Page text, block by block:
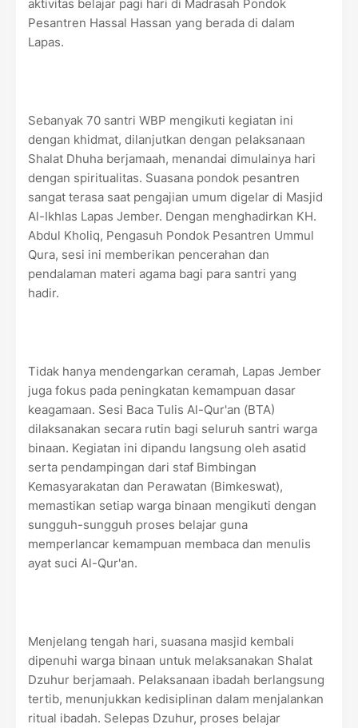
aktivitas belajar pagi hari di Madrasah Pondok
Pesantren Hassal Hassan yang berada di dalam
Lapas.
Sebanyak 70 santri WBP mengikuti kegiatan ini
dengan khidmat, dilanjutkan dengan pelaksanaan
Shalat Dhuha berjamaah, menandai dimulainya hari
dengan spiritualitas. Suasana pondok pesantren
sangat terasa saat pengajian umum digelar di Masjid
Al-Ikhlas Lapas Jember. Dengan menghadirkan KH.
Abdul Kholiq, Pengasuh Pondok Pesantren Ummul
Qura, sesi ini memberikan pencerahan dan
pendalaman materi agama bagi para santri yang
hadir.
Tidak hanya mendengarkan ceramah, Lapas Jember
juga fokus pada peningkatan kemampuan dasar
keagamaan. Sesi Baca Tulis Al-Qur'an (BTA)
dilaksanakan secara rutin bagi seluruh santri warga
binaan. Kegiatan ini dipandu langsung oleh asatid
serta pendampingan dari staf Bimbingan
Kemasyarakatan dan Perawatan (Bimkeswat),
memastikan setiap warga binaan mengikuti dengan
sungguh-sungguh proses belajar guna
memperlancar kemampuan membaca dan menulis
ayat suci Al-Qur'an.
Menjelang tengah hari, suasana masjid kembali
dipenuhi warga binaan untuk melaksanakan Shalat
Dzuhur berjamaah. Pelaksanaan ibadah berlangsung
tertib, menunjukkan kedisiplinan dalam menjalankan
ritual ibadah. Selepas Dzuhur, proses belajar